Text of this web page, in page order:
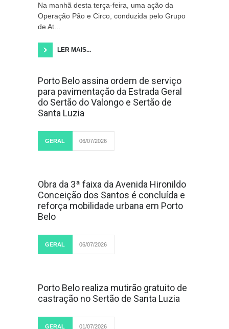
Na manhã desta terça-feira, uma ação da
Operação Pão e Circo, conduzida pelo Grupo
de At...
LER MAIS...
Porto Belo assina ordem de serviço
para pavimentação da Estrada Geral
do Sertão do Valongo e Sertão de
Santa Luzia
GERAL 06/07/2026
Obra da 3ª faixa da Avenida Hironildo
Conceição dos Santos é concluída e
reforça mobilidade urbana em Porto
Belo
GERAL 06/07/2026
Porto Belo realiza mutirão gratuito de
castração no Sertão de Santa Luzia
GERAL 01/07/2026